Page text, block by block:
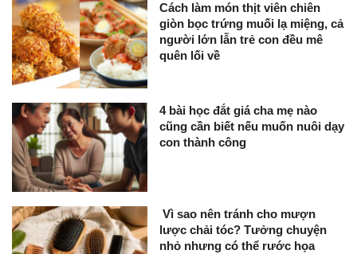
Cách làm món thịt viên chiên
giòn bọc trứng muối lạ miệng, cả
người lớn lẫn trẻ con đều mê
quên lối về
4 bài học đắt giá cha mẹ nào
cũng cần biết nếu muốn nuôi dạy
con thành công
Vì sao nên tránh cho mượn
lược chải tóc? Tưởng chuyện
nhỏ nhưng có thể rước họa